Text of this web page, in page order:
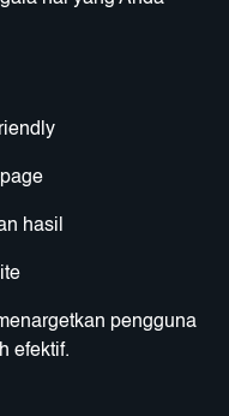
hasil
pengguna
efektif.